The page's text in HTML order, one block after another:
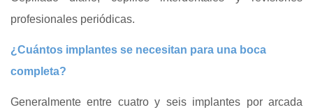
profesionales periódicas.
¿Cuántos implantes se necesitan para una boca
completa?
Generalmente entre cuatro y seis implantes por arcada